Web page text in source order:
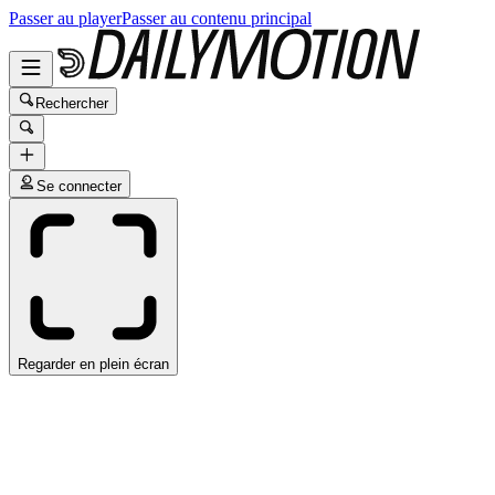
Passer au playerPasser au contenu principal
Rechercher
Se connecter
Regarder en plein écran